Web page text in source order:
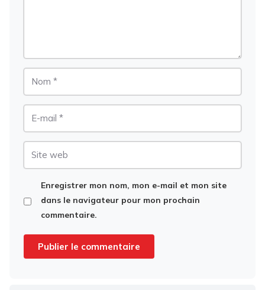
Enregistrer mon nom, mon e-mail et mon site
dans le navigateur pour mon prochain
commentaire.